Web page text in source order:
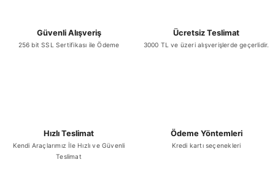
Güvenli Alışveriş
256 bit SSL Sertifikası ile Ödeme
Ücretsiz Teslimat
3000 TL ve üzeri alışverişlerde geçerlidir.
Hızlı Teslimat
Kendi Araçlarımız İle Hızlı ve Güvenli
Teslimat
Ödeme Yöntemleri
Kredi kartı seçenekleri